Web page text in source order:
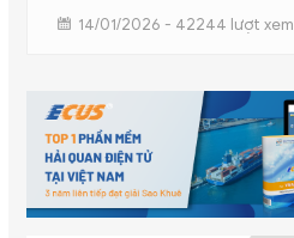
14/01/2026 - 42244 lượt xem